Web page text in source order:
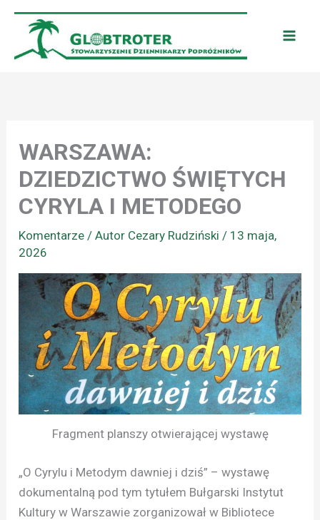
Przejdź
treści
WARSZAWA:
DZIEDZICTWO ŚWIĘTYCH
CYRYLA I METODEGO
Komentarze / Autor Cezary Rudziński/ 13 maja,
2026
Fragment planszy otwierającej wystawę
„O Cyrylu i Metodym dawniej i dziś” – wystawę
dokumentalną pod tym tytułem Bułgarski Instytut
Kultury w Warszawie zorganizował w Bibliotece